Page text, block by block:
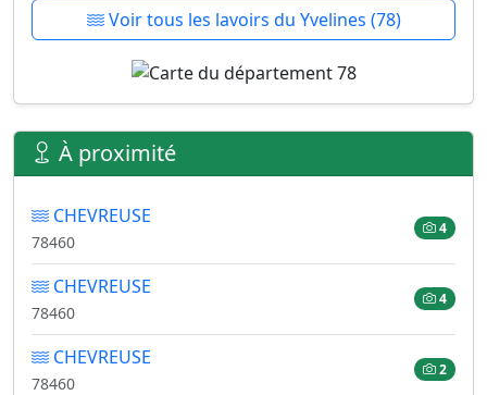
Voir tous les lavoirs du Yvelines (78)
À proximité
CHEVREUSE
78460
4
CHEVREUSE
78460
4
CHEVREUSE
78460
2